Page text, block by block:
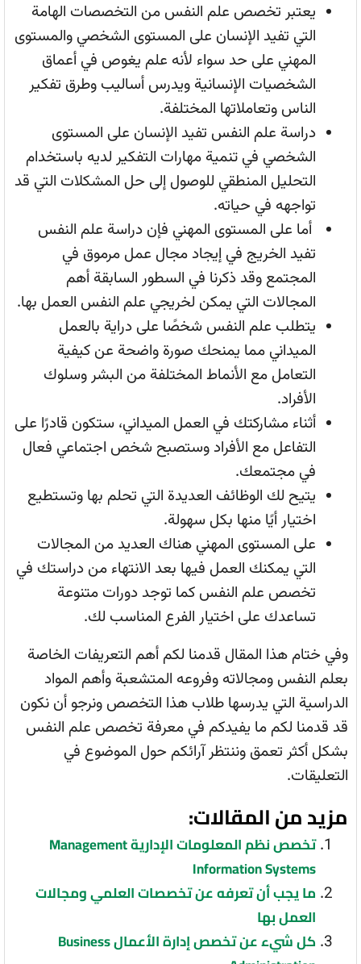
يعتبر تخصص علم النفس من التخصصات الهامة
التي تفيد الإنسان على المستوى الشخصي والمستوى
المهني على حد سواء لأنه علم يغوص في أعماق
الشخصيات الإنسانية ويدرس أساليب وطرق تفكير
الناس وتعاملاتها المختلفة.
دراسة علم النفس تفيد الإنسان على المستوى
الشخصي في تنمية مهارات التفكير لديه باستخدام
التحليل المنطقي للوصول إلى حل المشكلات التي قد
تواجهه في حياته.
أما على المستوى المهني فإن دراسة علم النفس
تفيد الخريج في إيجاد مجال عمل مرموق في
المجتمع وقد ذكرنا في السطور السابقة أهم
المجالات التي يمكن لخريجي علم النفس العمل بها.
يتطلب علم النفس شخصًا على دراية بالعمل
الميداني مما يمنحك صورة واضحة عن كيفية
التعامل مع الأنماط المختلفة من البشر وسلوك
الأفراد.
أثناء مشاركتك في العمل الميداني، ستكون قادرًا على
التفاعل مع الأفراد وستصبح شخص اجتماعي فعال
في مجتمعك.
يتيح لك الوظائف العديدة التي تحلم بها وتستطيع
اختيار أيًا منها بكل سهولة.
على المستوى المهني هناك العديد من المجالات
التي يمكنك العمل فيها بعد الانتهاء من دراستك في
تخصص علم النفس كما توجد دورات متنوعة
تساعدك على اختيار الفرع المناسب لك.
وفي ختام هذا المقال قدمنا لكم أهم التعريفات الخاصة
بعلم النفس ومجالاته وفروعه المتشعبة وأهم المواد
الدراسية التي يدرسها طلاب هذا التخصص ونرجو أن نكون
قد قدمنا لكم ما يفيدكم في معرفة تخصص علم النفس
بشكل أكثر تعمق وننتظر آرائكم حول الموضوع في
التعليقات.
مزيد من المقالات:
تخصص نظم المعلومات الإدارية Management
Information Systems
ما يجب أن تعرفه عن تخصصات العلمي ومجالات
العمل بها
كل شيء عن تخصص إدارة الأعمال Business